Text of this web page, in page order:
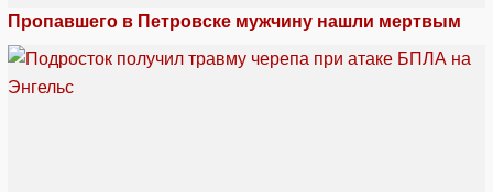
Пропавшего в Петровске мужчину нашли мертвым